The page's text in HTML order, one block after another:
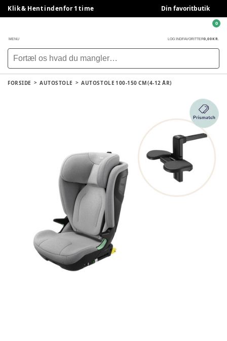
Klik & Hent indenfor 1 time Din favoritbutik
MENU LOG INDFAVORITTER0,00 KR.
0
FORSIDE AUTOSTOLE AUTOSTOLE 100-150 CM (4-12 ÅR)